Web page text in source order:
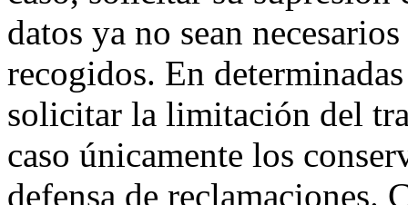
datos ya no sean
recogidos. En
solicitar la limitación del
caso únicamente los
defensa de reclamaciones.